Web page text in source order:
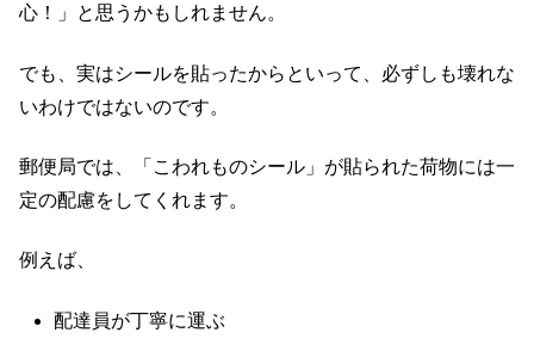
心！」と思うかもしれません。
でも、実はシールを貼ったからといって、必ずしも壊れな
いわけではないのです。
郵便局では、「こわれものシール」が貼られた荷物には一
定の配慮をしてくれます。
例えば、
配達員が丁寧に運ぶ